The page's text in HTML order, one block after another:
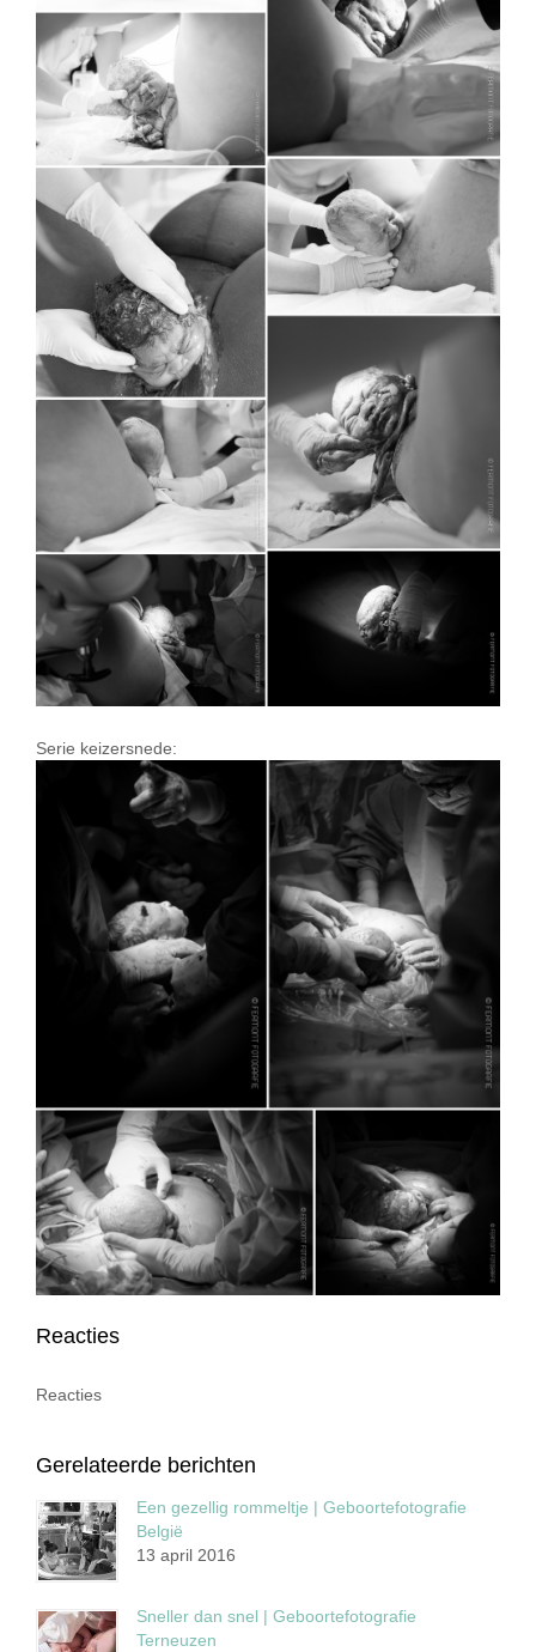
Serie keizersnede:
Reacties
Reacties
Gerelateerde berichten
Een gezellig rommeltje | Geboortefotografie
België
13 april 2016
Sneller dan snel | Geboortefotografie
Terneuzen